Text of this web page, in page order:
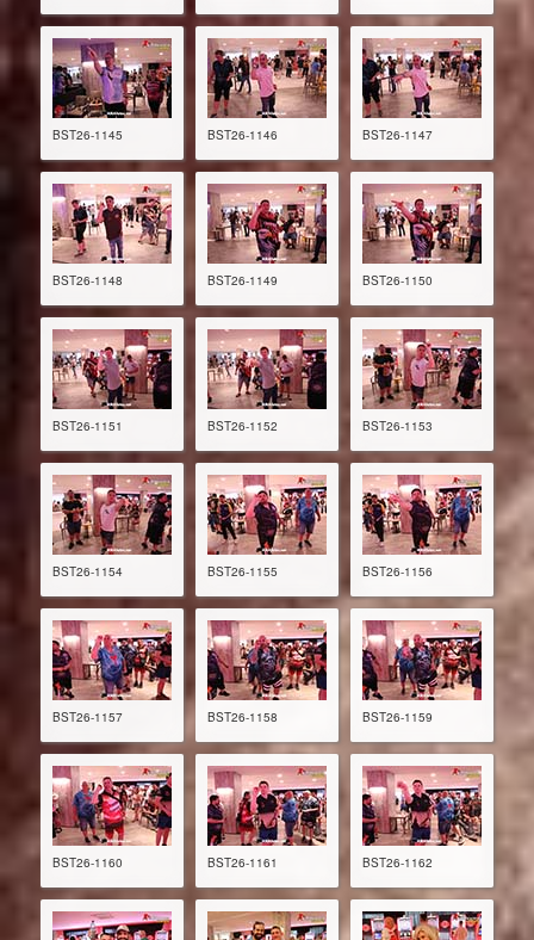
BST26-1145 BST26-1146 BST26-1147
BST26-1148 BST26-1149 BST26-1150
BST26-1151 BST26-1152 BST26-1153
BST26-1154 BST26-1155 BST26-1156
BST26-1157 BST26-1158 BST26-1159
BST26-1160 BST26-1161 BST26-1162